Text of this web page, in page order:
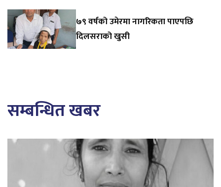
७९ वर्षको उमेरमा नागरिकता पाएपछि
दिलसराको खुसी
सम्बन्धित खबर